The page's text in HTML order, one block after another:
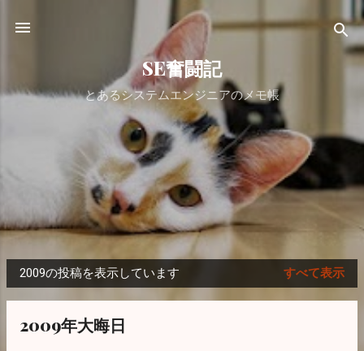
スキップしてメイン コンテンツに移動
SE奮闘記
とあるシステムエンジニアのメモ帳
投
2009の投稿を表示しています すべて表示
2009年大晦日